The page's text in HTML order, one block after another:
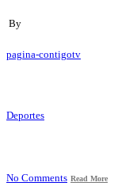
By
pagina-contigotv
Deportes
No Comments Read More